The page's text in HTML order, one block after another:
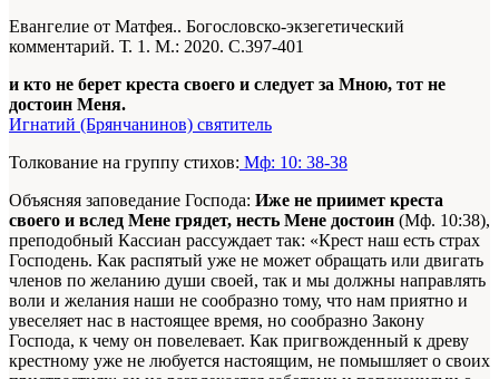
Евангелие от Матфея.. Богословско-экзегетический
комментарий. Т. 1. М.: 2020. С.397-401
и кто не берет креста своего и следует за Мною, тот не
достоин Меня.
Игнатий (Брянчанинов) святитель
Толкование на группу стихов: Мф: 10: 38-38
Объясняя заповедание Господа: Иже не приимет креста
своего и вслед Мене грядет, несть Мене достоин (Мф. 10:38),
преподобный Кассиан рассуждает так: «Крест наш есть страх
Господень. Как распятый уже не может обращать или двигать
членов по желанию души своей, так и мы должны направлять
воли и желания наши не сообразно тому, что нам приятно и
увеселяет нас в настоящее время, но сообразно Закону
Господа, к чему он повелевает. Как пригвожденный к древу
крестному уже не любуется настоящим, не помышляет о своих